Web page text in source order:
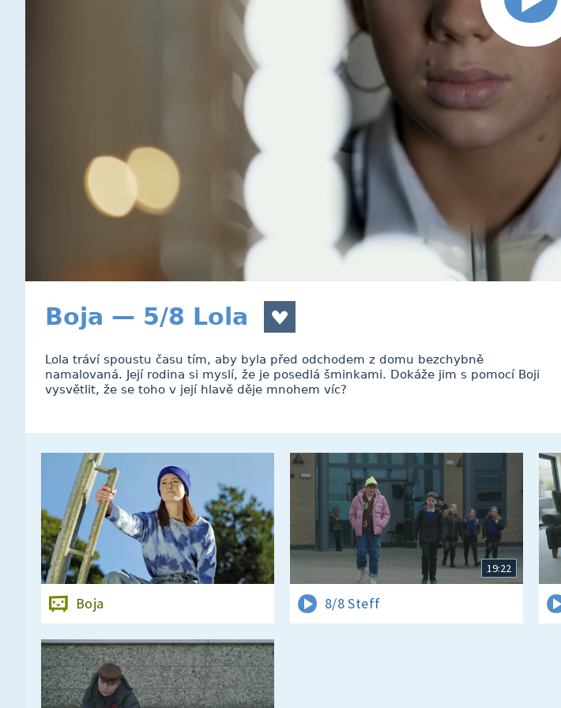
Boja — 5/8 Lola
Lola tráví spoustu času tím, aby byla před odchodem z domu bezchybně
namalovaná. Její rodina si myslí, že je posedlá šminkami. Dokáže jim s pomocí Boji
vysvětlit, že se toho v její hlavě děje mnohem víc?
Boja
19:22
8/8 Steff